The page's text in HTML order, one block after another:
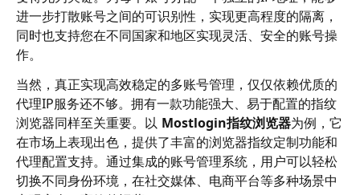
进一步打散账号之间的可识别性，实现更高程度的隔离，
同时也支持您在不同国家和地区实现灵活、安全的账号操
作。
当然，真正实现高效稳定的多账号管理，仅仅依赖优质的
代理IP服务还不够。拥有一款功能强大、易于配置的指纹
浏览器同样至关重要。以 Mostlogin指纹浏览器为例，它
在市场上表现出色，提供了丰富的浏览器指纹定制功能和
代理配置支持。通过集成的账号管理系统，用户可以轻松
切换不同身份环境，在社交媒体、电商平台等多种场景中